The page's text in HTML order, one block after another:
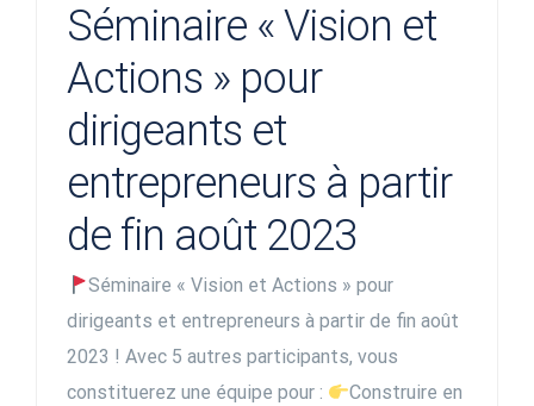
Séminaire « Vision et
Actions » pour
dirigeants et
entrepreneurs à partir
de fin août 2023
Séminaire « Vision et Actions » pour
dirigeants et entrepreneurs à partir de fin août
2023 ! Avec 5 autres participants, vous
constituerez une équipe pour :
Construire en